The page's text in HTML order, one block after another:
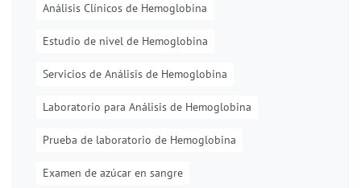
Análisis Clínicos de Hemoglobina
Estudio de nivel de Hemoglobina
Servicios de Análisis de Hemoglobina
Laboratorio para Análisis de Hemoglobina
Prueba de laboratorio de Hemoglobina
Examen de azúcar en sangre